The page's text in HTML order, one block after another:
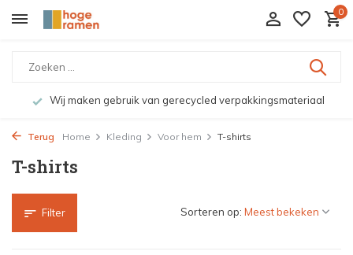
0
Wij maken gebruik van gerecycled verpakkingsmateriaal
Terug Home Kleding Voor hem T-shirts
T-shirts
Filter Sorteren op: